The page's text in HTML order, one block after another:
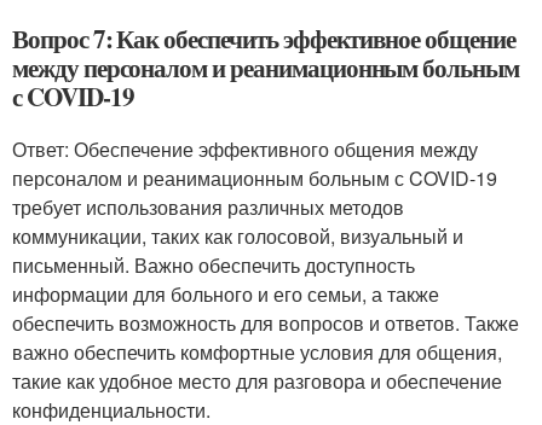
Вопрос 7: Как обеспечить эффективное общение
между персоналом и реанимационным больным
с COVID-19
Ответ: Обеспечение эффективного общения между
персоналом и реанимационным больным с COVID-19
требует использования различных методов
коммуникации, таких как голосовой, визуальный и
письменный. Важно обеспечить доступность
информации для больного и его семьи, а также
обеспечить возможность для вопросов и ответов. Также
важно обеспечить комфортные условия для общения,
такие как удобное место для разговора и обеспечение
конфиденциальности.